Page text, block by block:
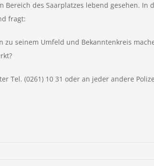
des Saarplatzes lebend gesehen.
fragt:
zu seinem Umfeld und Bekanntenkreis
Tel. (0261) 10 31 oder an jeder andere